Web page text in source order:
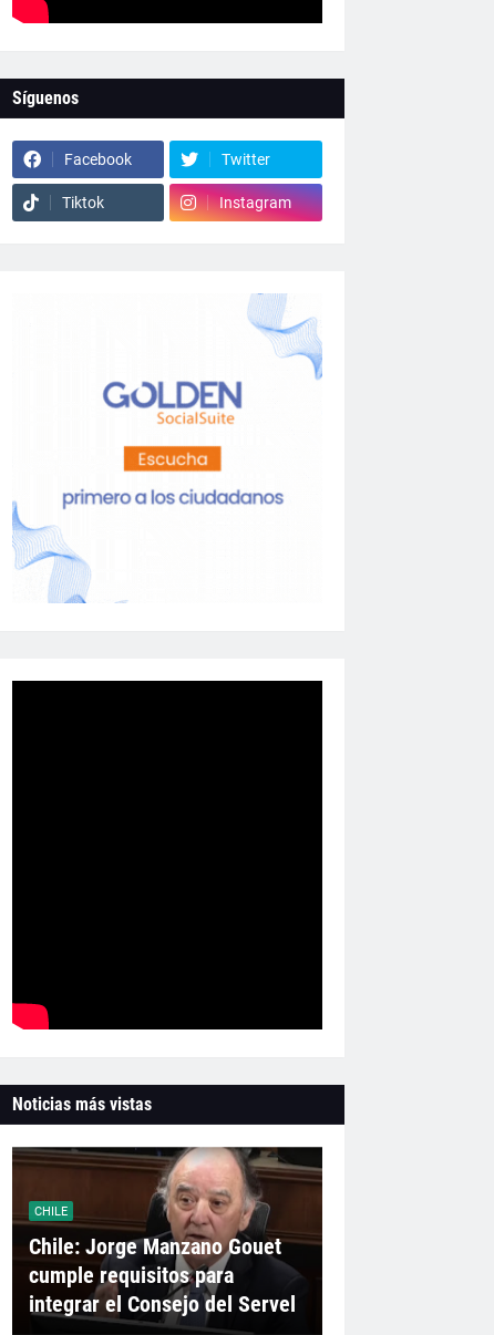
Síguenos
Facebook Twitter
Tiktok Instagram
Noticias más vistas
CHILE
Chile: Jorge Manzano Gouet
cumple requisitos para
integrar el Consejo del Servel